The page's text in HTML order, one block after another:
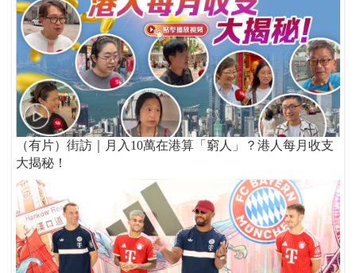
（有片）街訪｜月入10萬在港算「窮人」？港人每月收支
大揭秘！